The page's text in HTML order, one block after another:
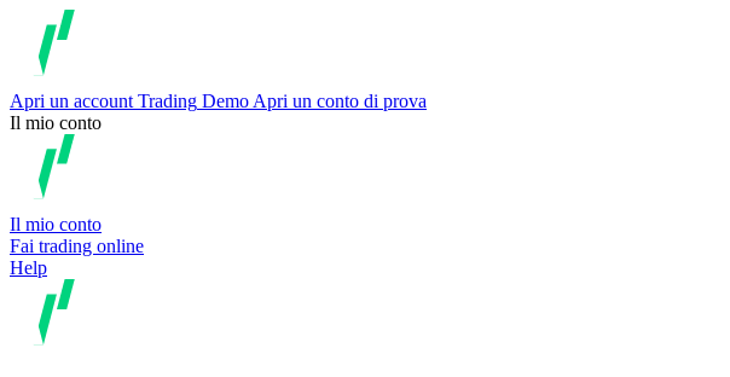
Apri un account Trading Demo Apri un conto di prova
Il mio conto
Il mio conto
Fai trading online
Help